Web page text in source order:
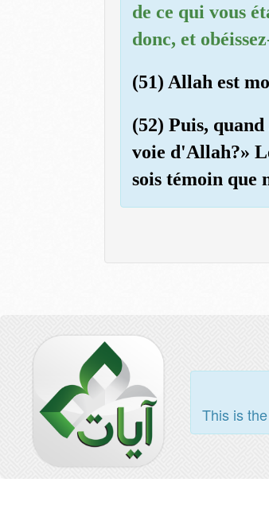
de ce qui vous
donc, et
(51) Allah est
(52) Puis,
voie d'Allah?»
sois témoin que
This is